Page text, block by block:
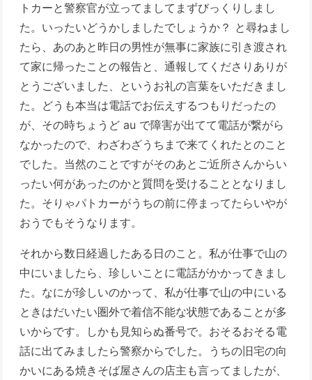
トカーと警察官が立ってましてまずびっくりしまし
た。いったいどうかしましたでしょうか？ と尋ねまし
たら、あのあと昨日の男性が無事に家族に引き渡され
て家に帰ったことの報告と、通報してくださりありが
とうございました、というお礼の言葉をいただきまし
た。どうも本当は電話でお伝えするつもりだったの
が、その時ちょうど au で障害が出てて電話が繋がら
なかったので、わざわざうちまで来てくれたとのこと
でした。当然のことですがそのあとご近所さんからい
ったい何があったのかと質問を受けることとなりまし
た。そりゃパトカーがうちの前に停まってたらいやが
おうでもそうなります。
それから数日経過したある日のこと。私が仕事で山の
中にいましたら、珍しいことに電話がかかってきまし
た。なにが珍しいのかって、私が仕事で山の中にいる
ときはだいたい圏外で着信不能な状態であることが多
いからです。しかも見知らぬ番号で。おそるおそる電
話に出てみましたら警察からでした。うちの旧宅の向
かいにある焼きそば屋さんの店主も言ってましたが、